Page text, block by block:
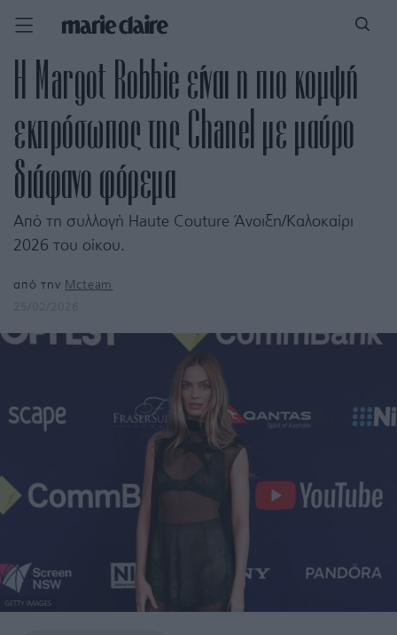
Η Margot Robbie είναι η πιο κομψή
εκπρόσωπος της Chanel με μαύρο
διάφανο φόρεμα
Aπό τη συλλογή Haute Couture Άνοιξη/Καλοκαίρι
2026 του οίκου.
από την Mcteam
GETTY IMAGES